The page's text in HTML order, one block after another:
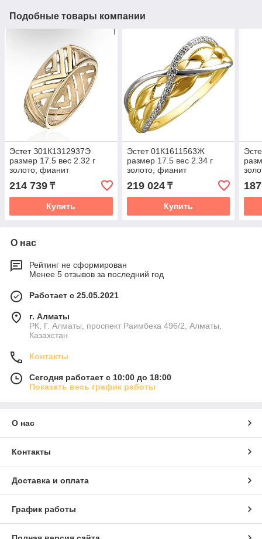
Подобные товары компании
Эстет З01К1312937Э
размер 17.5 вес 2.32 г
золото, фианит
214 739 ₸
Купить
Эстет 01К1611563Ж
размер 17.5 вес 2.34 г
золото, фианит
219 024₸
Купить
О нас
Рейтинг не сформирован
Менее 5 отзывов за последний год
Работает с 25.05.2021
г. Алматы
РК, Г. Алматы, проспект Раимбека 496/2, Алматы,
Казахстан
Контакты
Сегодня работает с 10:00 до 18:00
Показать весь график работы
О нас
Контакты
Доставка и оплата
График работы